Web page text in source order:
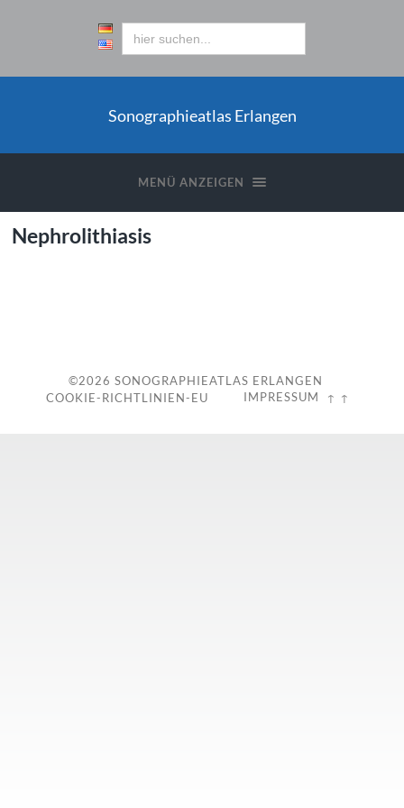
Sonographieatlas Erlangen
MENÜ ANZEIGEN
Nephrolithiasis
©2026 SONOGRAPHIEATLAS ERLANGEN
IMPRESSUM
COOKIE-RICHTLINIEN-EU ↑ ↑